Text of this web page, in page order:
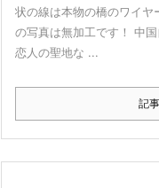
状の線は本物の橋のワイヤ
の写真は無加工です！ 中
恋人の聖地な ...
記